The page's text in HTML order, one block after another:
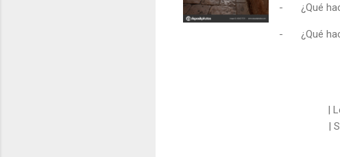
- ¿Qué
- ¿Qué
|
|